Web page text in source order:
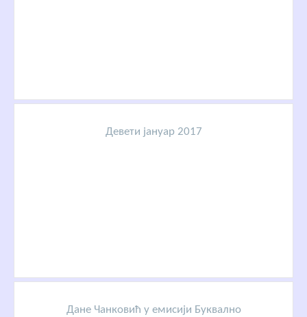
Девети јануар 2017
Дане Чанковић у емисији Буквално